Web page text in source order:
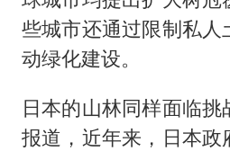
些城市还通过限制私人
动绿化建设。
日本的山林同样面临
报道，近年来，日本政